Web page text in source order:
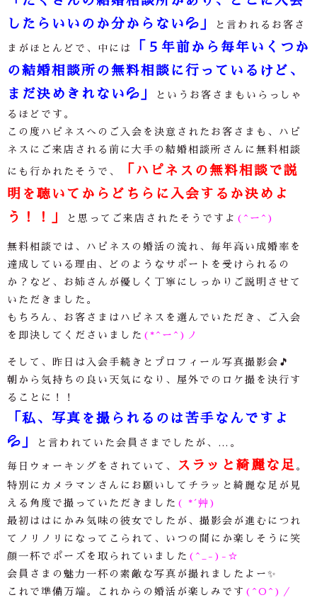
したらいいのか分からない 💦 」 と言われるお客さ
まがほとんどで、中には
「５年前から毎年いくつか
の結婚相談所の無料相談に行っているけど、
まだ決めきれない 💦 」
というお客さまもいらっしゃ
るほどです。
この度ハピネスへのご入会を決意されたお客さまも、ハピ
ネスにご来店される前に大手の結婚相談所さんに無料相談
にも行かれたそうで、
「ハピネスの無料相談で説
明を聴いてからどちらに入会するか決め よ
う！！」
と思ってご来店されたそうですよ (^ー^)
無料相談では、ハピネスの婚活の流れ、毎年高い成婚率を
達成している理由、どのようなサポートを受けられるの
か？など、お姉さんが優しく丁寧にしっかりご説明させて
いただきました。
もちろん、お客さまはハピネスを選んでいただき、ご入会
を即決してくださいました (*^ー^)ノ
そして、昨日は入会手続きとプロフィール写真撮影会🎵
朝から気持ちの良い天気になり、屋外でのロケ撮を決行す
ることに！！
「私、写真を撮られるのは苦手なんですよ
💦 」 と言われていた会員さまでしたが、 … 。
毎日ウォーキングをされていて、 スラッと綺麗な足 。
特別にカメラマンさんにお願いしてチラッと綺麗な足が見
える角度で撮っていただきました ( *´艸 )
最初ははにかみ気味の彼女でしたが、撮影会が進むにつれ
てノリノリになってこられて、いつの間にか楽しそうに笑
顔一杯でポーズを取られていました (^_-)-☆
会員さまの魅力一杯の素敵な写真が撮れましたよー✨
これで準備万端。これからの婚活が楽しみです (^O^)／